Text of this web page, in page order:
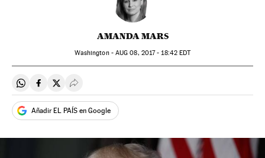
AMANDA MARS
Washington - AUG 08, 2017 - 18:42EDT
Compartir en Whatsapp
Compartir en Facebook
Compartir en Twitter
Desplegar Redes Sociales
Añadir EL PAÍS en Google